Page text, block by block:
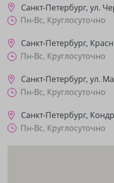
Санкт-Петербург, ул.
Пн-Вс, Круглосуточно
Санкт-Петербург,
Пн-Вс, Круглосуточно
Санкт-Петербург, ул.
Пн-Вс, Круглосуточно
Санкт-Петербург,
Пн-Вс, Круглосуточно